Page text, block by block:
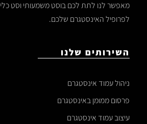
מאפשר לנו לתת לכם בוסט משמעותי וסט כלים
לפרופיל האינסטגרם שלכם.
השירותים שלנו
ניהול עמוד אינסטגרם
פרסום ממומן באינסטגרם
עיצוב עמוד אינסטגרם